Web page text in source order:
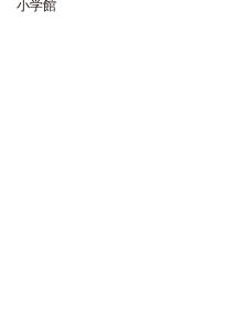
小学館